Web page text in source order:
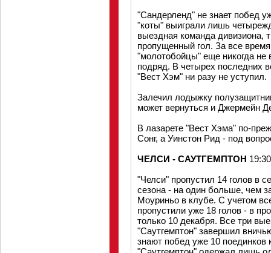
"Сандерленд" не знает побед
"коты" выиграли лишь
выездная команда дивизиона,
пропущенный гол. За все
"молотобойцы" еще никогда
подряд. В четырех последних
"Вест Хэм" ни разу не уступил.
Залечил лодыжку
может вернуться и Джермейн
В лазарете "Вест Хэма" по-
Сонг, а Уинстон Рид - под
ЧЕЛСИ - САУТГЕМПТОН
"Челси" пропустил 14 голов в
сезона - на один больше, чем
Моуриньо в клубе. С учетом
пропустили уже 18 голов - в
только 10 декабря. Все три
"Саутгемптон" завершил
знают побед уже 10 поединков